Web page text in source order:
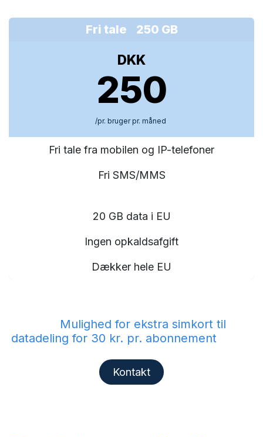
Fri tale 250 GB
DKK
250
/pr. bruger pr. måned
Fri tale fra mobilen og IP-telefoner
Fri SMS/MMS
20 GB data i EU
Ingen opkaldsafgift
Dækker hele EU
Mulighed for ekstra simkort til
datadeling for 30 kr. pr. abonnement
Kontakt